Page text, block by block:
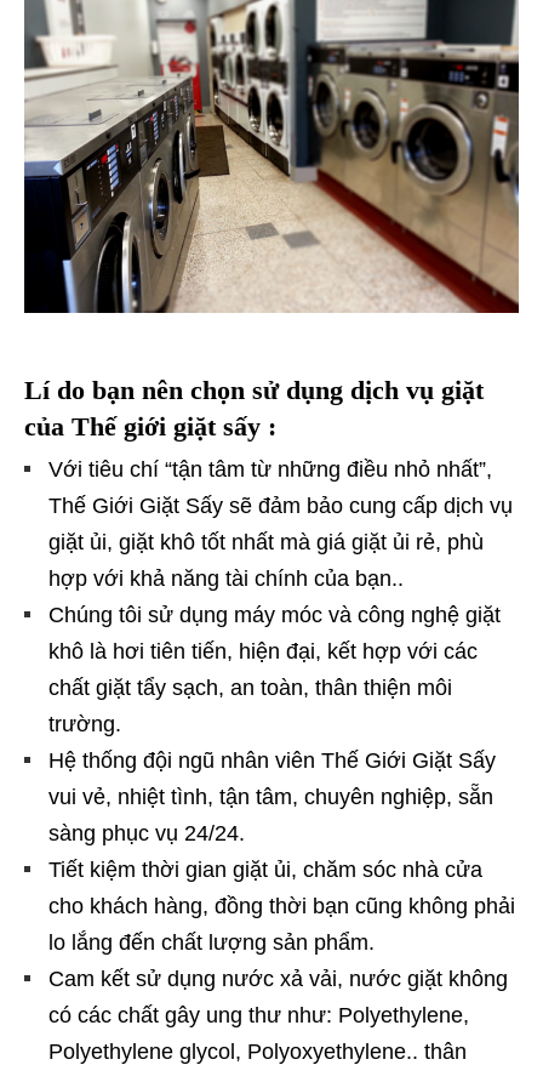
Lí do bạn nên chọn sử dụng dịch vụ giặt
của Thế giới giặt sấy :
Với tiêu chí “tận tâm từ những điều nhỏ nhất”,
Thế Giới Giặt Sấy sẽ đảm bảo cung cấp dịch vụ
giặt ủi, giặt khô tốt nhất mà giá giặt ủi rẻ, phù
hợp với khả năng tài chính của bạn..
Chúng tôi sử dụng máy móc và công nghệ giặt
khô là hơi tiên tiến, hiện đại, kết hợp với các
chất giặt tẩy sạch, an toàn, thân thiện môi
trường.
Hệ thống đội ngũ nhân viên Thế Giới Giặt Sấy
vui vẻ, nhiệt tình, tận tâm, chuyên nghiệp, sẵn
sàng phục vụ 24/24.
Tiết kiệm thời gian giặt ủi, chăm sóc nhà cửa
cho khách hàng, đồng thời bạn cũng không phải
lo lắng đến chất lượng sản phẩm.
Cam kết sử dụng nước xả vải, nước giặt không
có các chất gây ung thư như: Polyethylene,
Polyethylene glycol, Polyoxyethylene.. thân